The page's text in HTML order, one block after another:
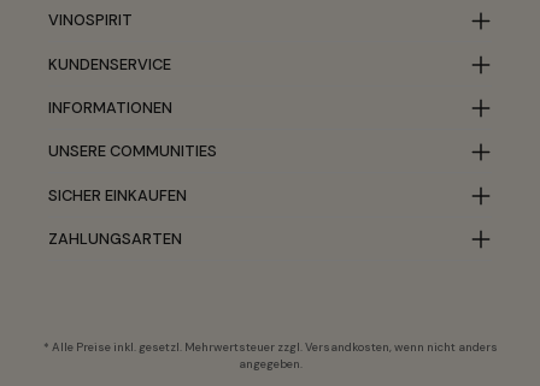
VINOSPIRIT
KUNDENSERVICE
INFORMATIONEN
UNSERE COMMUNITIES
SICHER EINKAUFEN
ZAHLUNGSARTEN
* Alle Preise inkl. gesetzl. Mehrwertsteuer zzgl.Versandkosten, wenn nicht anders
angegeben.